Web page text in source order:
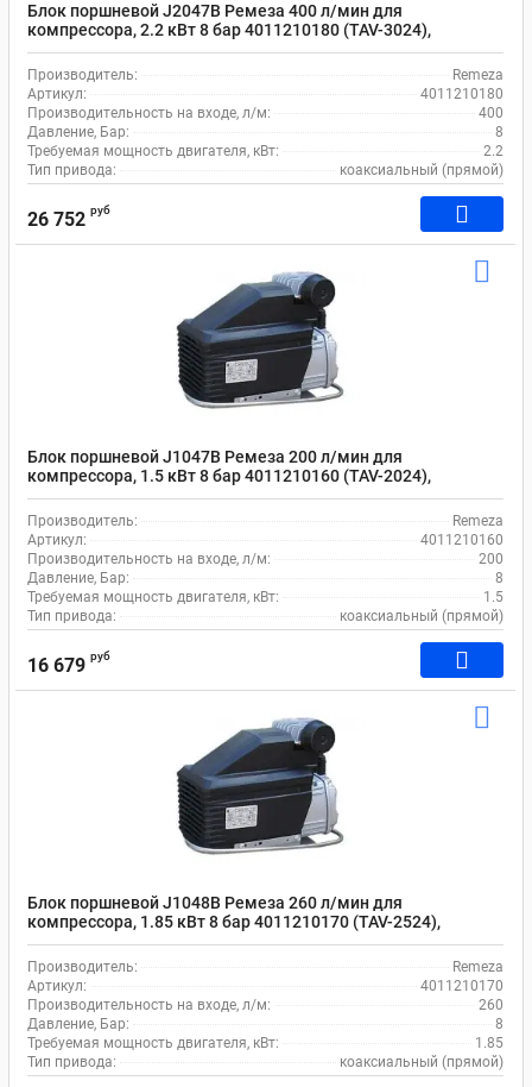
Блок поршневой J2047B Ремеза 400 л/мин для
компрессора, 2.2 кВт 8 бар 4011210180 (TAV-3024),
масляный
Производитель:
Remeza
Артикул:
4011210180
Производительность на входе, л/м:
400
Давление, Бар:
8
Требуемая мощность двигателя, кВт:
2.2
Тип привода:
коаксиальный (прямой)
26 752 руб
Блок поршневой J1047B Ремеза 200 л/мин для
компрессора, 1.5 кВт 8 бар 4011210160 (TAV-2024),
масляный
Производитель:
Remeza
Артикул:
4011210160
Производительность на входе, л/м:
200
Давление, Бар:
8
Требуемая мощность двигателя, кВт:
1.5
Тип привода:
коаксиальный (прямой)
16 679 руб
Блок поршневой J1048B Ремеза 260 л/мин для
компрессора, 1.85 кВт 8 бар 4011210170 (TAV-2524),
масляный
Производитель:
Remeza
Артикул:
4011210170
Производительность на входе, л/м:
260
Давление, Бар:
8
Требуемая мощность двигателя, кВт:
1.85
Тип привода:
коаксиальный (прямой)